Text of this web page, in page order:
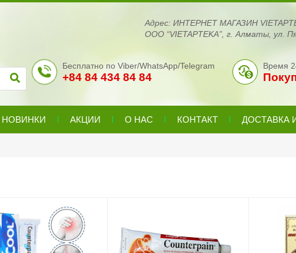
Адрес: ИНТЕРНЕТ МАГАЗИН
ООО “VIETAPTEKA”, г. Алматы, ул.
Бесплатно по Viber/WhatsApp/Telegram
+84 84 434 84 84
Время
НОВИНКИ АКЦИИ О НАС КОНТАКТ ДОСТАВКА